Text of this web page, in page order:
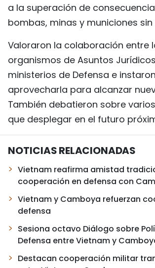
a la superación de
bombas, minas y municiones
Valoraron la colaboración entre
organismos de Asuntos
ministerios de Defensa e
aprovecharla para alcanzar
También debatieron sobre
que desplegar en el futuro
NOTICIAS RELACIONADAS
Vietnam reafirma amistad
cooperación en defensa con
Vietnam y Camboya refuerzan
defensa
Sesiona octavo Diálogo sobre
Defensa entre Vietnam y
Destacan cooperación militar